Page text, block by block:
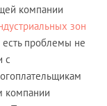
компании
зон
есть проблемы не
с
компании